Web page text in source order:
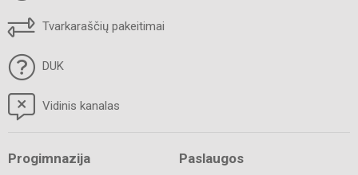
Tvarkaraščių pakeitimai
DUK
Vidinis kanalas
Progimnazija Paslaugos